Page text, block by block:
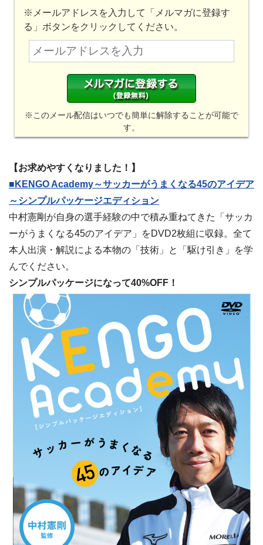
※メールアドレスを入力して「メルマガに登録す
る」ボタンをクリックしてください。
※このメール配信はいつでも簡単に解除することが可能で
す。
【お求めやすくなりました！】
■KENGO Academy～サッカーがうまくなる45のアイデア
～シンプルパッケージエディション
中村憲剛が自身の選手経験の中で積み重ねてきた「サッカ
ーがうまくなる45のアイデア」をDVD2枚組に収録。全て
本人出演・解説による本物の「技術」と「駆け引き」を学
んでください。
シンプルパッケージになって40%OFF！